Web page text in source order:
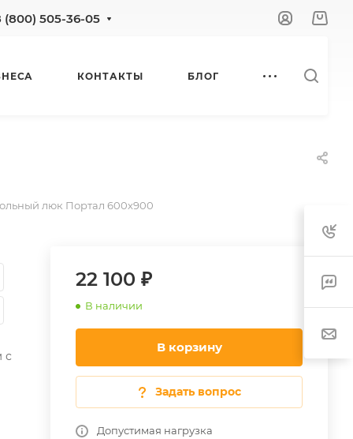
(800) 505-36-05
КОНТАКТЫ БЛОГ
люк Портал 600х900
22 100 ₽
В наличии
В корзину
Задать вопрос
Допустимая нагрузка
с